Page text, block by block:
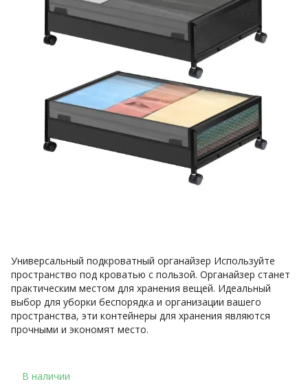
Универсальный подкроватный органайзер Используйте
пространство под кроватью с пользой. Органайзер станет
практическим местом для хранения вещей. Идеальный
выбор для уборки беспорядка и организации вашего
пространства, эти контейнеры для хранения являются
прочными и экономят место.
В наличии